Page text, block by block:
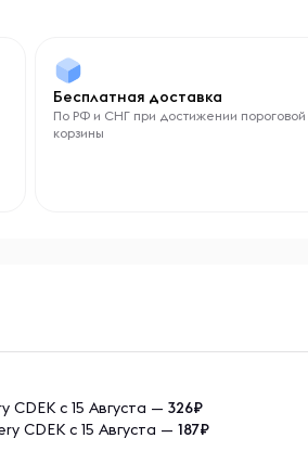
Бесплатная доставка
По РФ и СНГ при достижении
корзины
CDEK с 15 Августа —326₽
CDEK с 15 Августа —187₽